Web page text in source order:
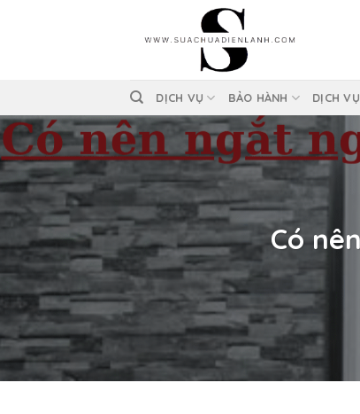
DỊCH VỤ BẢO HÀNH DỊCH
Có